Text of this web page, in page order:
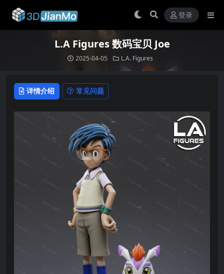
登录
L.A Figures 数码宝贝 Joe
2025-04-05 L.A. Figures
详情介绍 常见问题